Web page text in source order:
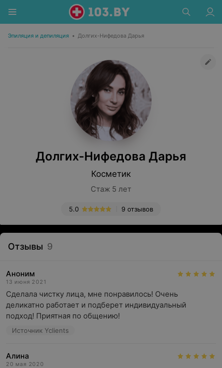
Эпиляция и депиляция • Долгих-Нифедова Дарья
Долгих-Нифедова Дарья
Косметик
Стаж 5 лет
9 отзывов
5.0
Отзывы 9
Аноним
13 июня 2021
Сделала чистку лица, мне понравилось! Очень
деликатно работает и подберет индивидуальный
подход! Приятная по общению!
Источник Yclients
Алина
20 мая 2020